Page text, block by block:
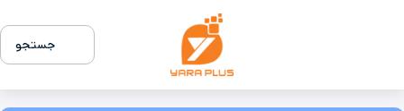
جستجو